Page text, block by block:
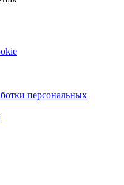
персональных